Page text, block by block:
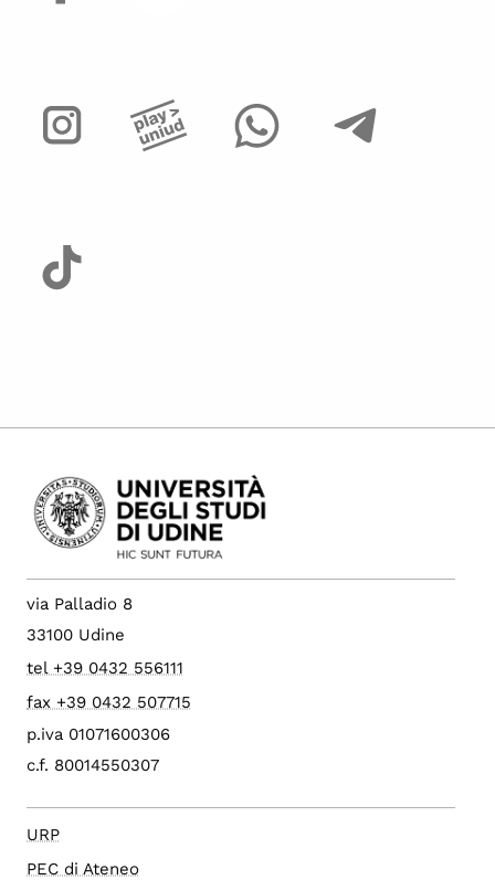
via Palladio 8
33100 Udine
tel +39 0432 556111
fax +39 0432 507715
p.iva 01071600306
c.f. 80014550307
URP
PEC di Ateneo